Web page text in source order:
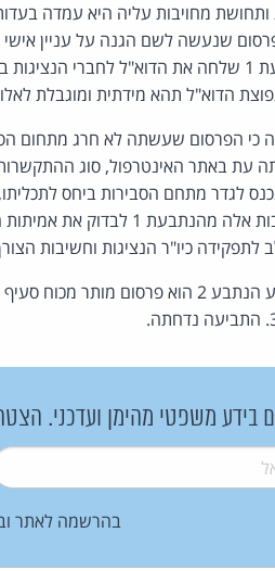
ותחושת מחויבות עליה היא עמדה
שנעשה לשם הגנה על עניין אישי
העובדה שהנתבעת 1 שלחה את הדוא"ל
הדוא"ל תהא מידתית ומוגבלת לאלו
1 הוכיחה כי הפרסום שעשתה לא חרג
עת באתר האינטרפול, סוג
לגדר מתחם הסבירות ביחס
הרלבנטיות בנסיבות אלה
לתפקידה כיו"ר הנציגות וחשיבות
בידע משפטי מהימן ועדכני.
בהרשמה לאתר